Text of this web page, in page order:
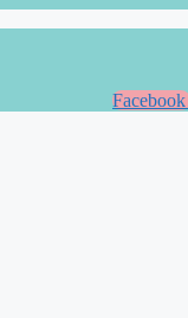
Facebook